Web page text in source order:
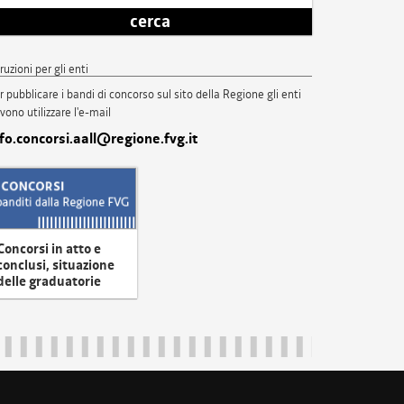
cerca
per gli enti
pubblicare i bandi di concorso sul sito della Regione gli enti
utilizzare l'e-mail
in atto e
situazione
graduatorie